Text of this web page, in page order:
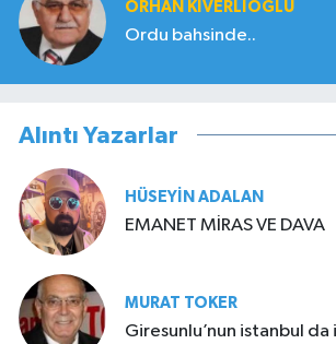
ORHAN KIVERLIOĞLU
Ordu bahsinde..
Alıntı Yazarlar
HÜSEYIN ADALAN
EMANET MİRAS VE DAVA
MURAT TOKER
Giresunlu’nun istanbul da